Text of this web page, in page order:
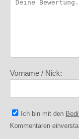
Vorname / Nick:
Ich bin mit den
Kommentaren